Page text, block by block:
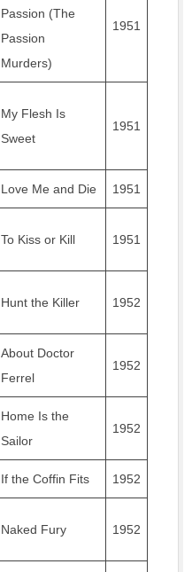
Passion (The
Passion
Murders)
1951
My Flesh Is
Sweet
1951
Love Me and Die 1951
To Kiss or Kill 1951
Hunt the Killer 1952
About Doctor
Ferrel
1952
Home Is the
Sailor
1952
If the Coffin Fits 1952
Naked Fury 1952